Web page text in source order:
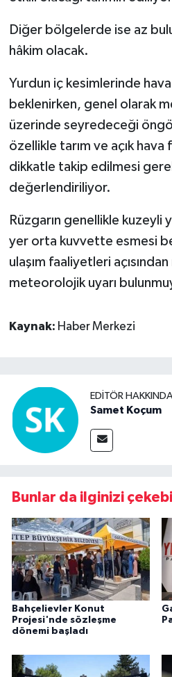
Diğer bölgelerde ise az
hâkim olacak.
Yurdun iç kesimlerinde hava
beklenirken, genel olarak
üzerinde seyredeceği
özellikle tarım ve açık hava
dikkatle takip edilmesi
değerlendiriliyor.
Rüzgarın genellikle
yer orta kuvvette esmesi
ulaşım faaliyetleri
meteorolojik uyarı
Kaynak: Haber Merkezi
EDITÖR HAKKINDA
Samet Koçum
Bunlar da ilginizi
Bahçelievler Konut
Projesi'nde sözleşme
dönemi başladı